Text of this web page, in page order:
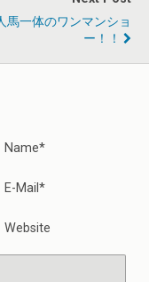
馬一体のワンマンショ
ー！！
Name*
E-Mail*
Website